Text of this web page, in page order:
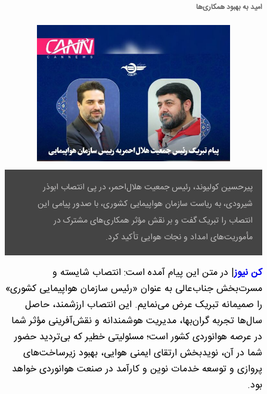
امید به بهبود همکاری‌ها
پیرحسین کولیوند، رئیس جمعیت هلال‌احمر، در پی انتصاب ابوذر
شیرودی، به ریاست سازمان هواپیمایی کشوری، با صدور پیامی این
انتصاب را تبریک گفت و بر نقش مؤثر همکاری‌های مشترک در
مأموریت‌های امداد و نجات هوایی تأکید کرد.
کن نیوز| در متن این پیام آمده است: انتصاب شایسته و
مسرت‌بخش جناب‌عالی به عنوان «رئیس سازمان هواپیمایی کشوری»
را صمیمانه تبریک عرض می‌نمایم. این انتصاب ارزشمند، حاصل
سال‌ها تجربه گران‌بها، مدیریت هوشمندانه و نقش‌آفرینی مؤثر شما
در عرصه هوانوردی کشور است؛ مسئولیتی خطیر که بی‌تردید حضور
شما در آن، نویدبخش ارتقای ایمنی هوایی، بهبود زیرساخت‌های
پروازی و توسعه خدمات نوین و کارآمد در صنعت هوانوردی خواهد
بود.